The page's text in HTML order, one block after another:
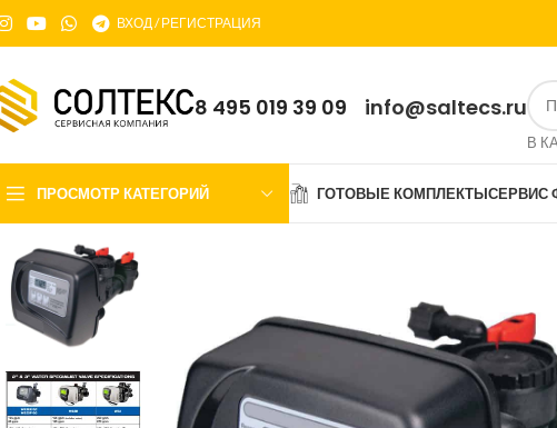
ВХОД / РЕГИСТРАЦИЯ
8 495 019 39 09 info@saltecs.ru
В
ПРОСМОТР КАТЕГОРИЙ ГОТОВЫЕ КОМПЛЕКТЫСЕРВИС